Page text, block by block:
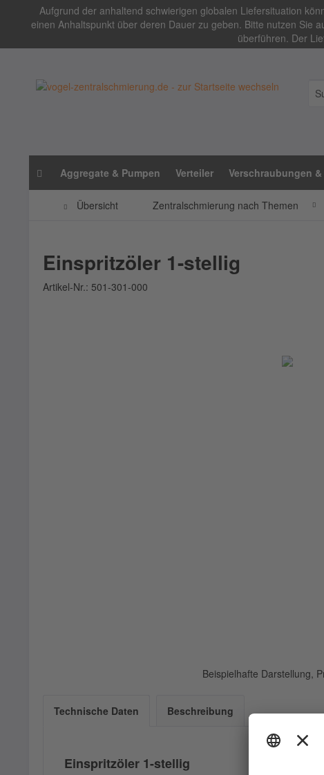
Aufgrund der anhaltend schwierigen globalen Liefersituation
einen Anhaltspunkt über deren Dauer zu geben. Bitte nutzen Sie
überführen. Der
Aggregate & Pumpen Verteiler Verschraubungen
Übersicht Zentralschmierung nach Themen
Einspritzöler 1-stellig
Artikel-Nr.: 501-301-000
Beispielhafte Darstellung,
Technische Daten Beschreibung
Einspritzöler 1-stellig